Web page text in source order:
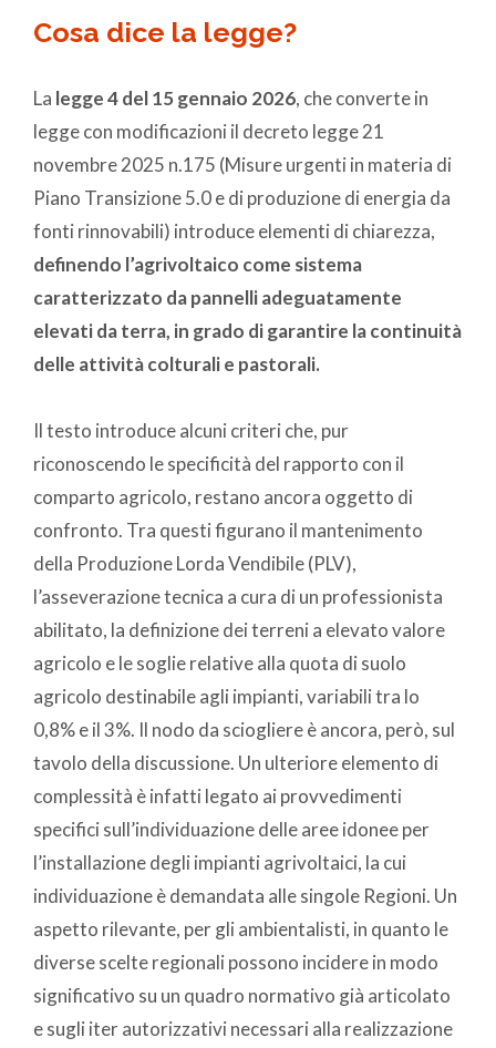
Cosa dice la legge?
La legge 4 del 15 gennaio 2026, che converte in
legge con modificazioni il decreto legge 21
novembre 2025 n.175 (Misure urgenti in materia di
Piano Transizione 5.0 e di produzione di energia da
fonti rinnovabili) introduce elementi di chiarezza,
definendo l’agrivoltaico come sistema
caratterizzato da pannelli adeguatamente
elevati da terra, in grado di garantire la continuità
delle attività colturali e pastorali.
Il testo introduce alcuni criteri che, pur
riconoscendo le specificità del rapporto con il
comparto agricolo, restano ancora oggetto di
confronto. Tra questi figurano il mantenimento
della Produzione Lorda Vendibile (PLV),
l’asseverazione tecnica a cura di un professionista
abilitato, la definizione dei terreni a elevato valore
agricolo e le soglie relative alla quota di suolo
agricolo destinabile agli impianti, variabili tra lo
0,8% e il 3%. Il nodo da sciogliere è ancora, però, sul
tavolo della discussione. Un ulteriore elemento di
complessità è infatti legato ai provvedimenti
specifici sull’individuazione delle aree idonee per
l’installazione degli impianti agrivoltaici, la cui
individuazione è demandata alle singole Regioni. Un
aspetto rilevante, per gli ambientalisti, in quanto le
diverse scelte regionali possono incidere in modo
significativo su un quadro normativo già articolato
e sugli iter autorizzativi necessari alla realizzazione